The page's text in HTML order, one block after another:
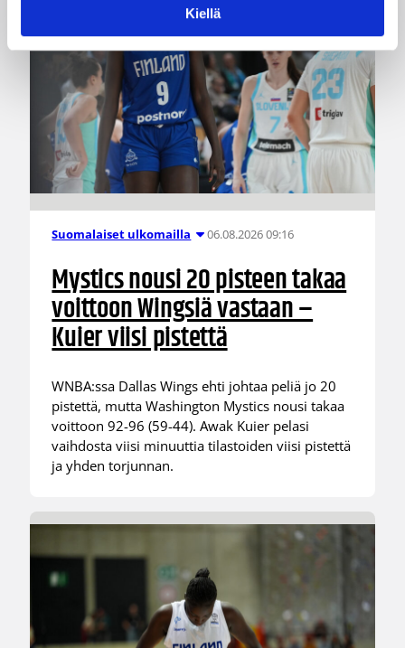
Kiellä
Suomalaiset ulkomailla 06.08.2026 09:16
Mystics nousi 20 pisteen takaa
voittoon Wingsiä vastaan –
Kuier viisi pistettä
WNBA:ssa Dallas Wings ehti johtaa peliä jo 20
pistettä, mutta Washington Mystics nousi takaa
voittoon 92-96 (59-44). Awak Kuier pelasi
vaihdosta viisi minuuttia tilastoiden viisi pistettä
ja yhden torjunnan.